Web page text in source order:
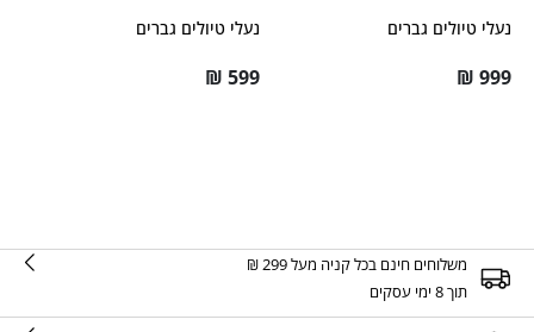
נעלי טיולים גברים
₪ 999
נעלי טיולים גברים
₪ 599
משלוחים חינם בכל קניה מעל 299 ₪
תוך 8 ימי עסקים